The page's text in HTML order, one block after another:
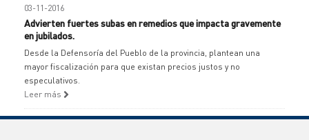
03-11-2016
Advierten fuertes subas en remedios que impacta gravemente
en jubilados.
Desde la Defensoría del Pueblo de la provincia, plantean una
mayor fiscalización para que existan precios justos y no
especulativos.
Leer más